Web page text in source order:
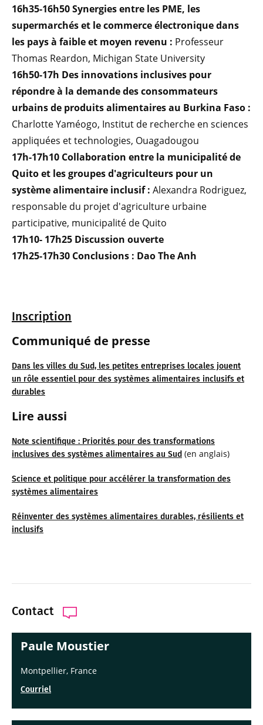
Inscription
Communiqué de presse
Dans les villes du Sud, les petites entreprises locales jouent
un rôle essentiel pour des systèmes alimentaires inclusifs et
durables
Lire aussi
Note scientifique : Priorités pour des transformations
inclusives des systèmes alimentaires au Sud (en anglais)
Science et politique pour accélérer la transformation des
systèmes alimentaires
Réinventer des systèmes alimentaires durables, résilients et
inclusifs
Contact
Paule Moustier
Montpellier, France
Courriel
16h35-16h50 Synergies entre les PME, les
supermarchés et le commerce électronique dans
les pays à faible et moyen revenu : Professeur
Thomas Reardon, Michigan State University
16h50-17h Des innovations inclusives pour
répondre à la demande des consommateurs
urbains de produits alimentaires au Burkina Faso :
Charlotte Yaméogo, Institut de recherche en sciences
appliquées et technologies, Ouagadougou
17h-17h10 Collaboration entre la municipalité de
Quito et les groupes d'agriculteurs pour un
système alimentaire inclusif : Alexandra Rodriguez,
responsable du projet d'agriculture urbaine
participative, municipalité de Quito
17h10- 17h25 Discussion ouverte
17h25-17h30 Conclusions : Dao The Anh